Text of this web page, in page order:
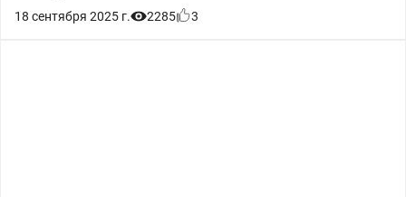
18 сентября 2025 г. 2285 3